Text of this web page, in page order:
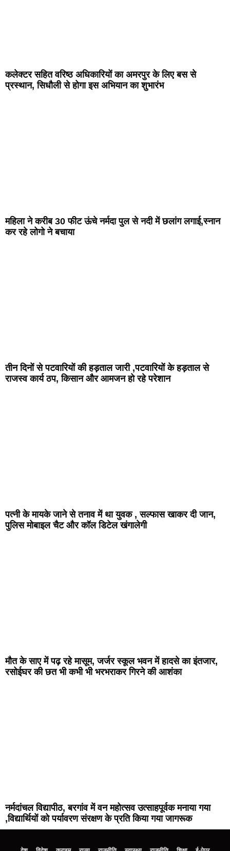
कलेक्टर सहित वरिष्ठ अधिकारियों का अमरपुर के लिए बस से
प्रस्थान, सिधौली से होगा इस अभियान का शुभारंभ
महिला ने करीब 30 फीट ऊंचे नर्मदा पुल से नदी में छलांग लगाई,स्नान
कर रहे लोगो ने बचाया
तीन दिनों से पटवारियों की हड़ताल जारी ,पटवारियों के हड़ताल से
राजस्व कार्य ठप, किसान और आमजन हो रहे परेशान
पत्नी के मायके जाने से तनाव में था युवक , सल्फास खाकर दी जान,
पुलिस मोबाइल चैट और कॉल डिटेल खंगालेगी
मौत के साए में पढ़ रहे मासूम, जर्जर स्कूल भवन में हादसे का इंतजार,
रसोईघर की छत भी कभी भी भरभराकर गिरने की आशंका
नर्मदांचल विद्यापीठ, बरगांव में वन महोत्सव उत्साहपूर्वक मनाया गया
,विद्यार्थियों को पर्यावरण संरक्षण के प्रति किया गया जागरूक